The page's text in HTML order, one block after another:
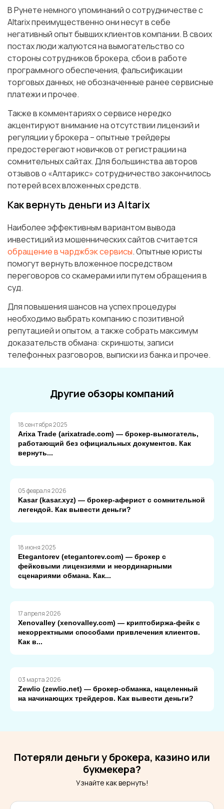
В Рунете немного упоминаний о сотрудничестве с
Altarix преимущественно они несут в себе
негативный опыт бывших клиентов компании. В своих
постах люди жалуются на вымогательство со
стороны сотрудников брокера, сбои в работе
программного обеспечения, фальсификации
торговых данных, не обозначенные ранее сервисные
платежи и прочее.
Также в комментариях о сервисе нередко
акцентируют внимание на отсутствии лицензий и
регуляции у брокера – опытные трейдеры
предостерегают новичков от регистрации на
сомнительных сайтах. Для большинства авторов
отзывов о «Алтарикс» сотрудничество закончилось
потерей всех вложенных средств.
Как вернуть деньги из Altarix
Наиболее эффективным вариантом вывода
инвестиций из мошеннических сайтов считается
обращение в чарджбэк сервисы. Опытные юристы
помогут вернуть вложенное посредством
переговоров со скамерами или путем обращения в
суд.
Для повышения шансов на успех процедуры
необходимо выбрать компанию с позитивной
репутацией и опытом, а также собрать максимум
доказательств обмана: скриншоты, записи
телефонных разговоров, выписки из банка и прочее.
Другие обзоры компаний
18 сентября 2025
Arixa Trade (arixatrade.com) — брокер-вымогатель,
работающий без официальных документов. Как
вернуть...
05 февраля 2026
Kasar (kasar.xyz) — брокер-аферист с сомнительной
легендой. Как вывести деньги?
18 июня 2025
Etegantorev (etegantorev.com) — брокер с
фейковыми лицензиями и неординарными
сценариями обмана. Как...
17 апреля 2026
Xenovalley (xenovalley.com) — криптобиржа-фейк с
некорректными способами привлечения клиентов.
Как в...
03 марта 2026
Zewlio (zewlio.net) — брокер-обманка, нацеленный
на начинающих трейдеров. Как вывести деньги?
Потеряли деньги у брокера, казино или
букмекера?
Узнайте как вернуть!